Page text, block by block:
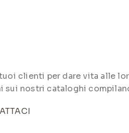
clienti per dare vita alle
sui nostri cataloghi